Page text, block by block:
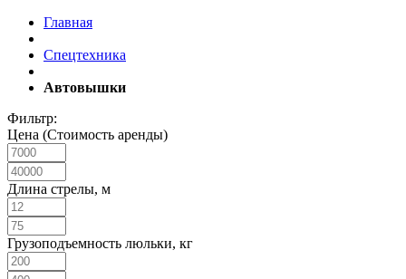
Главная
Спецтехника
Автовышки
Фильтр:
Цена (Стоимость аренды)
Длина стрелы, м
Грузоподъемность люльки, кг